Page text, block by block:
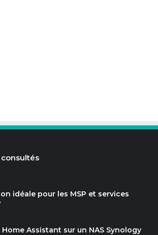
idéale pour les MSP et services
Assistant sur un NAS Synology